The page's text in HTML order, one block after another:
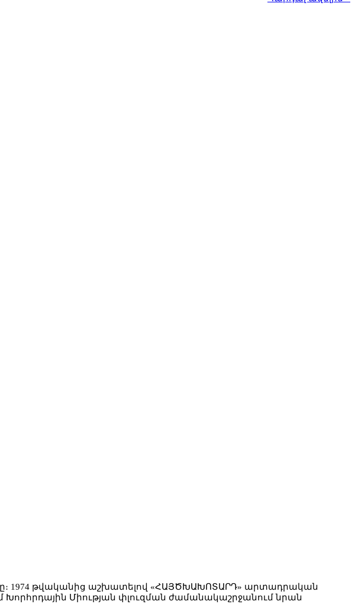
1974 թվականից աշխատելով «ՀԱՅԾԽԱԽՈՏԱՐԴ» արտադրական
Խորհրդային Միության փլուզման ժամանակաշրջանում նրան